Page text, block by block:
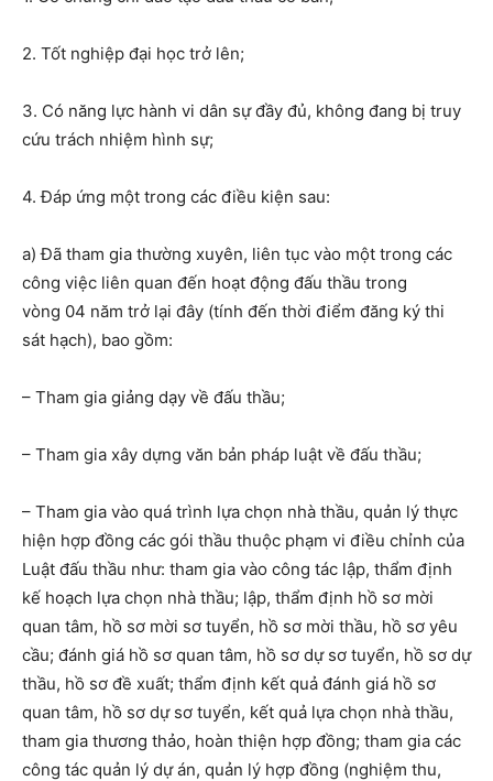
2. Tốt nghiệp đại học trở lên;
3. Có năng lực hành vi dân sựđầy đủ, không đang bị truy
cứu trách nhiệm hình sự;
4. Đáp ứng một trong các điều kiện sau:
a) Đã tham gia thường xuyên, liên tục vào một trong các
công việc liên quan đến hoạt động đấu thầu trong
vòng 04 năm trở lại đây (tính đến thời điểm đăng ký thi
sát hạch), bao gồm:
– Tham gia giảng dạy về đấu thầu;
– Tham gia xây dựng văn bản pháp luật về đấu thầu;
– Tham gia vào quá trình lựa chọn nhà thầu, quản lý thực
hiện hợp đồng các gói thầu thuộc phạm vi điều chỉnh của
Luật đấu thầu như: tham gia vào công tác lập, thẩm định
kế hoạch lựa chọn nhà thầu; lập, thẩm định hồ sơ mời
quan tâm, hồ sơ mời sơ tuyển, hồ sơ mời thầu, hồ sơ yêu
cầu; đánh giá hồ sơ quan tâm, hồ sơ dự sơ tuyển, hồ sơ dự
thầu, hồ sơ đề xuất; thẩm định kết quả đánh giá hồ sơ
quan tâm, hồ sơ dự sơ tuyển, kết quả lựa chọn nhà thầu,
tham gia thương thảo, hoàn thiện hợp đồng; tham gia các
công tác quản lý dự án, quản lý hợp đồng (nghiệm thu,